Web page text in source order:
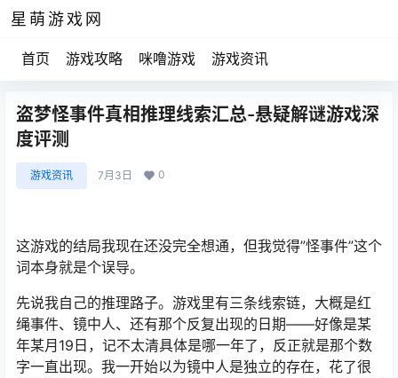
星萌游戏网
首页 游戏攻略 咪噜游戏 游戏资讯
盗梦怪事件真相推理线索汇总-悬疑解谜游戏深
度评测
游戏资讯 7月3日 0
这游戏的结局我现在还没完全想通，但我觉得”怪事件”这个
词本身就是个误导。
先说我自己的推理路子。游戏里有三条线索链，大概是红
绳事件、镜中人、还有那个反复出现的日期——好像是某
年某月19日，记不太清具体是哪一年了，反正就是那个数
字一直出现。我一开始以为镜中人是独立的存在，花了很